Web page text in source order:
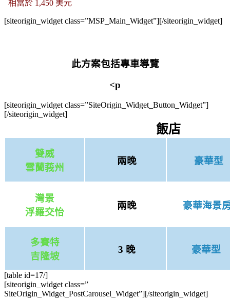
相當於 1,450 美元
[siteorigin_widget class=”MSP_Main_Widget”][/siteorigin_widget]
此方案包括專車導覽
<p
[siteorigin_widget class=”SiteOrigin_Widget_Button_Widget”]
[/siteorigin_widget]
飯店
雙威
雪蘭莪州
兩晚 豪華型
灣景
浮羅交怡
兩晚 豪華海景
多賽特
吉隆坡
3 晚 豪華型
[table id=17/]
[siteorigin_widget class=”
SiteOrigin_Widget_PostCarousel_Widget”][/siteorigin_widget]